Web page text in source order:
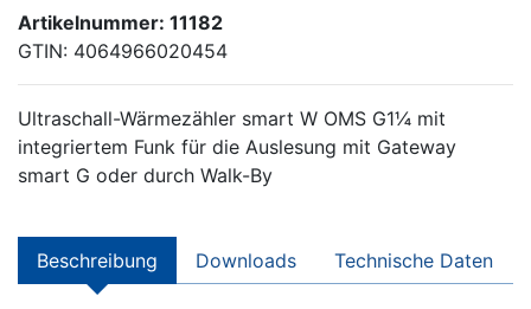
Artikelnummer: 11182
GTIN: 4064966020454
Ultraschall-Wärmezähler smart W OMS G1¼ mit
integriertem Funk für die Auslesung mit Gateway
smart G oder durch Walk-By
Beschreibung Downloads Technische Daten